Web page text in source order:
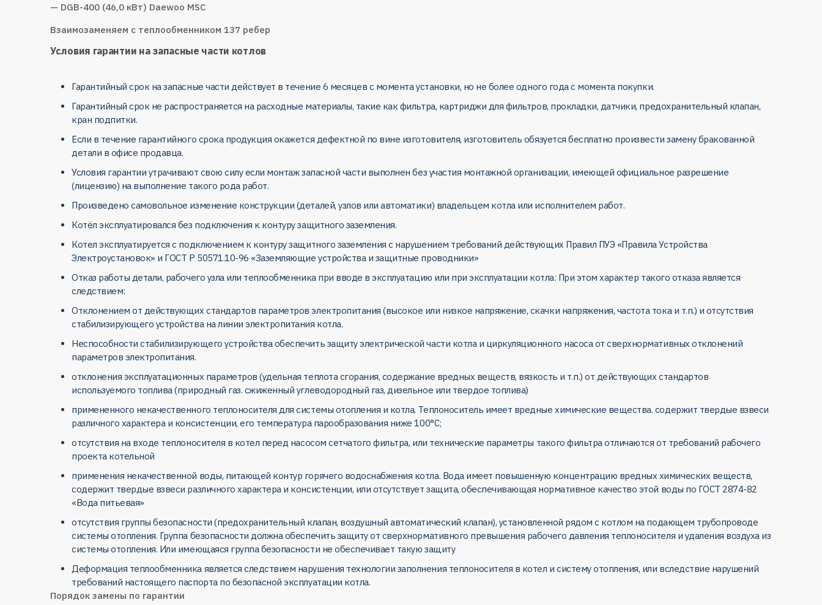
— DGB-400 (46,0 кВт) Daewoo MSC
Взаимозаменяем с теплообменником 137 ребер
Условия гарантии на запасные части котлов
Гарантийный срок на запасные части действует в течение 6 месяцев с момента установки, но не более одного года с момента покупки.
Гарантийный срок не распространяется на расходные материалы, такие как фильтра, картриджи для фильтров, прокладки, датчики, предохранительный клапан,
кран подпитки.
Если в течение гарантийного срока продукция окажется дефектной по вине изготовителя, изготовитель обязуется бесплатно произвести замену бракованной
детали в офисе продавца.
Условия гарантии утрачивают свою силу если монтаж запасной части выполнен без участия монтажной организации, имеющей официальное разрешение
(лицензию) на выполнение такого рода работ.
Произведено самовольное изменение конструкции (деталей, узлов или автоматики) владельцем котла или исполнителем работ.
Котёл эксплуатировался без подключения к контуру защитного заземления.
Котел эксплуатируется с подключением к контуру защитного заземления с нарушением требований действующих Правил ПУЭ «Правила Устройства
Электроустановок» и ГОСТ Р 50571.10-96 «Заземляющие устройства и защитные проводники»
Отказ работы детали, рабочего узла или теплообменника при вводе в эксплуатацию или при эксплуатации котла: При этом характер такого отказа является
следствием:
Отклонением от действующих стандартов параметров электропитания (высокое или низкое напряжение, скачки напряжения, частота тока и т.п.) и отсутствия
стабилизирующего устройства на линии электропитания котла.
Неспособности стабилизирующего устройства обеспечить защиту электрической части котла и циркуляционного насоса от сверхнормативных отклонений
параметров электропитания.
отклонения эксплуатационных параметров (удельная теплота сгорания, содержание вредных веществ, вязкость и т.п.) от действующих стандартов
используемого топлива (природный газ. сжиженный углеводородный газ, дизельное или твердое топлива)
примененного некачественного теплоносителя для системы отопления и котла. Теплоноситель имеет вредные химические вещества. содержит твердые взвеси
различного характера и консистенции, его температура парообразования ниже 100°С;
отсутствия на входе теплоносителя в котел перед насосом сетчатого фильтра, или технические параметры такого фильтра отличаются от требований рабочего
проекта котельной
применения некачественной воды, питающей контур горячего водоснабжения котла. Вода имеет повышенную концентрацию вредных химических веществ,
содержит твердые взвеси различного характера и консистенции, или отсутствует защита, обеспечивающая нормативное качество этой воды по ГОСТ 2874-82
«Вода питьевая»
отсутствия группы безопасности (предохранительный клапан, воздушный автоматический клапан), установленной рядом с котлом на подающем трубопроводе
системы отопления. Группа безопасности должна обеспечить защиту от сверхнормативного превышения рабочего давления теплоносителя и удаления воздуха из
системы отопления. Или имеющаяся группа безопасности не обеспечивает такую защиту
Деформация теплообменника является следствием нарушения технологии заполнения теплоносителя в котел и систему отопления, или вследствие нарушений
требований настоящего паспорта по безопасной эксплуатации котла.
Порядок замены по гарантии